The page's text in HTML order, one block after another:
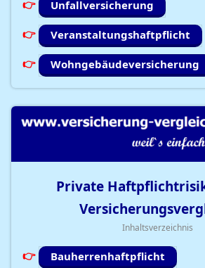
Unfallversicherung
Veranstaltungshaftpflicht
Wohngebäudeversicherung
Private
Inhaltsverzeichnis
Bauherrenhaftpflicht